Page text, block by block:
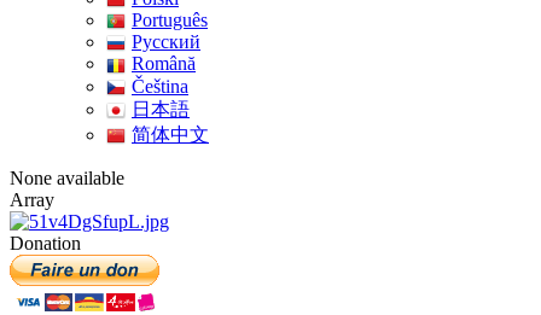
Português
Pусский
Română
Čeština
日本語
简体中文
None available
Array
Donation